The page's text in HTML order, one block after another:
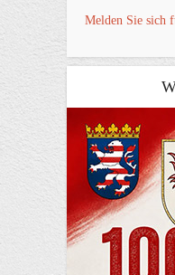
Melden Sie sich